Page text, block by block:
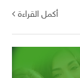
أكمل القراءة